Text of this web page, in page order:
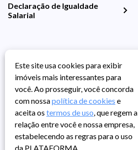
Declaração de Igualdade
Salarial
Este site usa cookies para exibir
imóveis mais interessantes para
você. Ao prosseguir, você concorda
com nossapolítica de cookies e
aceita os termos de uso, que regem a
relação entre você e nossa empresa,
estabelecendo as regras para o uso
da PLATAFORMA.